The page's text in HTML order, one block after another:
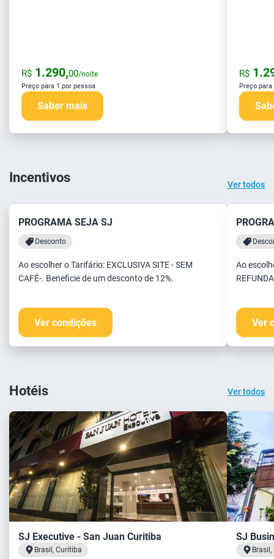
R$ 1.290,00/noite
Preço para 1 por pessoa
Saber mais
R$
Preço
Incentivos Ver todos
PROGRAMA SEJA SJ
Desconto
Ao escolher o Tarifário: EXCLUSIVA SITE - SEM
CAFÉ-. Beneficie de um desconto de 12%.
Ver condições
Ao
Ver
Hotéis Ver todos
SJ Executive - San Juan Curitiba
Brasil, Curitiba
SJ